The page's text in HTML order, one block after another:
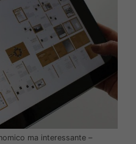
ma interessante –